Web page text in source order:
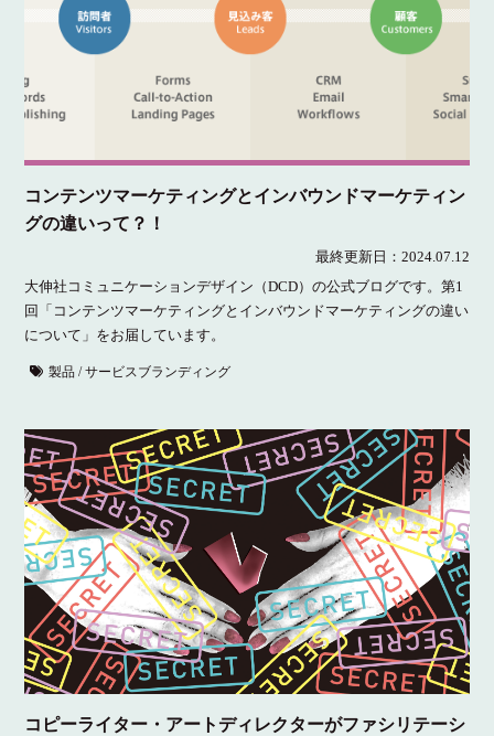
コンテンツマーケティングとインバウンドマーケティン
グの違いって？！
最終更新日： 2024.07.12
大伸社コミュニケーションデザイン（DCD）の公式ブログです。第1
回「コンテンツマーケティングとインバウンドマーケティングの違い
について」をお届しています。
製品 / サービスブランディング
コピーライター・アートディレクターがファシリテーシ